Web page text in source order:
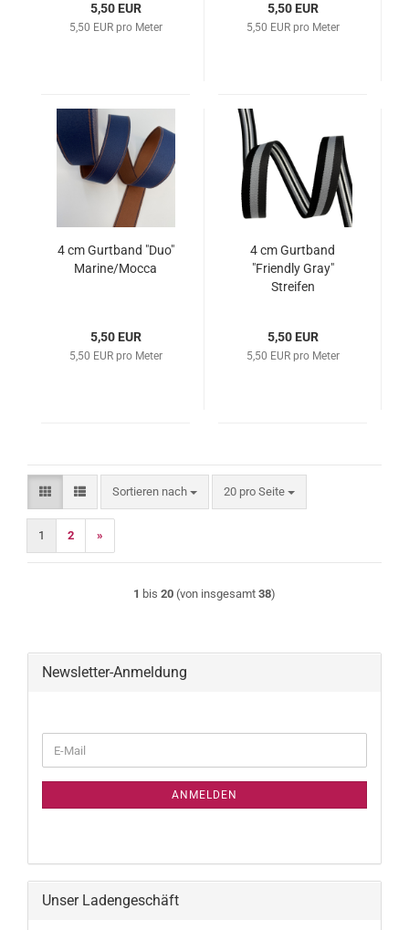
5,50 EUR
5,50 EUR pro Meter
5,50 EUR
5,50 EUR pro Meter
4 cm Gurtband "Duo"
Marine/Mocca
5,50 EUR
5,50 EUR pro Meter
4 cm Gurtband
"Friendly Gray"
Streifen
5,50 EUR
5,50 EUR pro Meter
Sortieren nach
Sortieren nach 20 pro Seite
pro Seite
1 2 »
1 bis 20 (von insgesamt 38)
Newsletter-Anmeldung
ZUR
E-
Mail
ANMELDEN
Unser Ladengeschäft